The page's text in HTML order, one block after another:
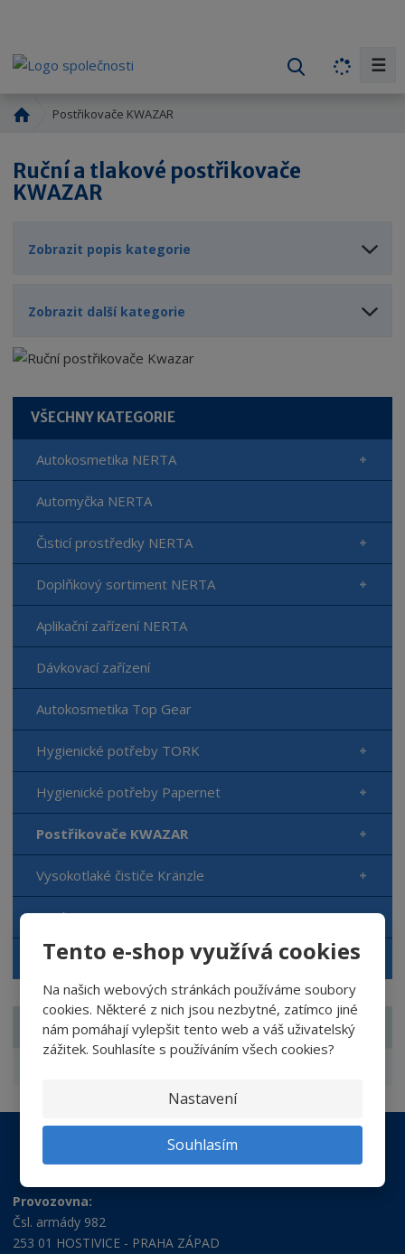
Tento e-shop využívá cookies
Na našich webových stránkách používáme soubory
cookies. Některé z nich jsou nezbytné, zatímco jiné
nám pomáhají vylepšit tento web a váš uživatelský
zážitek. Souhlasíte s používáním všech cookies?
Nastavení
Souhlasím
☰
d
n
t
n
Postřikovače KWAZAR
Ruční a tlakové postřikovače
KWAZAR
Zobrazit popis kategorie
Zobrazit další kategorie
VŠECHNY KATEGORIE
Autokosmetika NERTA
Automyčka NERTA
Čisticí prostředky NERTA
Doplňkový sortiment NERTA
Aplikační zařízení NERTA
Dávkovací zařízení
Autokosmetika Top Gear
Hygienické potřeby TORK
Hygienické potřeby Papernet
Postřikovače KWAZAR
Vysokotlaké čističe Kränzle
Mycí pasty DREUMEX
Výprodej zboží
ZNAČKA
Provozovna:
Čsl. armády 982
253 01 HOSTIVICE - PRAHA ZÁPAD